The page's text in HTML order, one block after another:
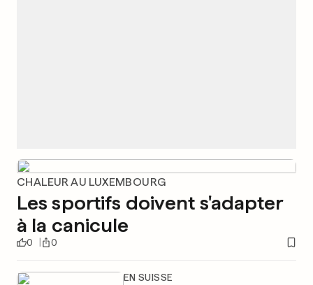
CHALEUR AU LUXEMBOURG
Les sportifs doivent s'adapter
à la canicule
0 0
EN SUISSE